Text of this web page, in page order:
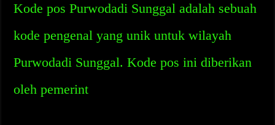
Kode pos Purwodadi Sunggal adalah sebuah
kode pengenal yang unik untuk wilayah
Purwodadi Sunggal. Kode pos ini diberikan
oleh pemerint